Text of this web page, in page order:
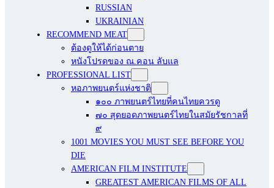
RUSSIAN
UKRAINIAN
RECOMMEND MEAT
ต้องดูให้ได้ก่อนตาย
หนังโปรดของ ณ.คอน ลับแล
PROFESSIONAL LIST
หอภาพยนตร์แห่งชาติ
๑๐๐ ภาพยนตร์ไทยที่คนไทยควรดู
๗๐ สุดยอดภาพยนตร์ไทยในสมัยรัชกาลที่
๙
1001 MOVIES YOU MUST SEE BEFORE YOU
DIE
AMERICAN FILM INSTITUTE
GREATEST AMERICAN FILMS OF ALL